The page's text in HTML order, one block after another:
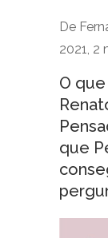
De
2021, 2
O
que